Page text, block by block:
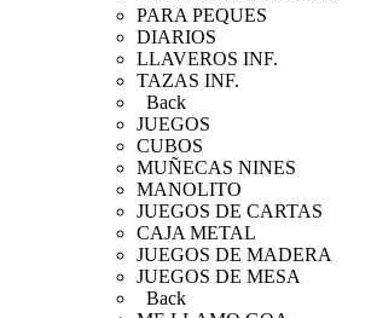
PARA PEQUES
DIARIOS
LLAVEROS INF.
TAZAS INF.
Back
JUEGOS
CUBOS
MUÑECAS NINES
MANOLITO
JUEGOS DE CARTAS
CAJA METAL
JUEGOS DE MADERA
JUEGOS DE MESA
Back